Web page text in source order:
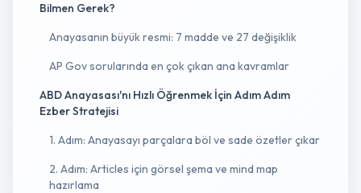
Bilmen Gerek?
Anayasanın büyük resmi: 7 madde ve 27 değişiklik
AP Gov sorularında en çok çıkan ana kavramlar
ABD Anayasası'nı Hızlı Öğrenmek İçin Adım Adım
Ezber Stratejisi
1. Adım: Anayasayı parçalara böl ve sade özetler çıkar
2. Adım: Articles için görsel şema ve mind map
hazırlama